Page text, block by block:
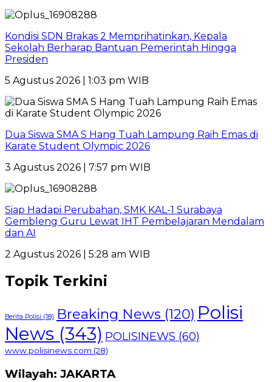
Kondisi SDN Brakas 2 Memprihatinkan, Kepala
Sekolah Berharap Bantuan Pemerintah Hingga
Presiden
5 Agustus 2026 | 1:03 pm WIB
Dua Siswa SMA S Hang Tuah Lampung Raih Emas di
Karate Student Olympic 2026
3 Agustus 2026 | 7:57 pm WIB
Siap Hadapi Perubahan, SMK KAL-1 Surabaya
Gembleng Guru Lewat IHT Pembelajaran Mendalam
dan AI
2 Agustus 2026 | 5:28 am WIB
Topik Terkini
Berita Polisi (18) Breaking News (120) Polisi
News (343) POLISINEWS (60)
www.polisinews.com (28)
Wilayah: JAKARTA